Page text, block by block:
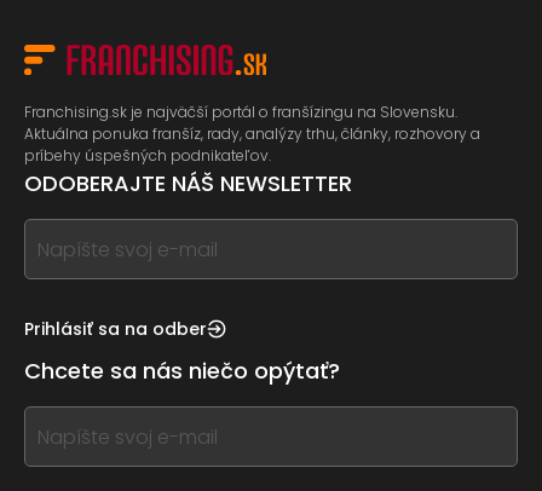
Franchising.sk je najväčší portál o franšízingu na Slovensku.
Aktuálna ponuka franšíz, rady, analýzy trhu, články, rozhovory a
príbehy úspešných podnikateľov.
ODOBERAJTE NÁŠ NEWSLETTER
If
you
this,
this
form
field
blank
Prihlásiť sa na odber
Chcete sa nás niečo opýtať?
If
you